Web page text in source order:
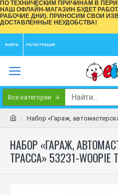
ПО ТЕХНИЧЕСКИМ ПРИЧИНАМ В
НАШ ОФЛАЙН-МАГАЗИН БУДЕТ
РАБОЧИЕ ДНИ). ПРИНОСИМ СВОИ
ДОСТАВЛЕННЫЕ НЕУДОБСТВА!
ВОЙТИ РЕГИСТРАЦИЯ
Все категории
Набор «Гараж,
НАБОР «ГАРАЖ,
ТРАССА» 53231-WOOPIE